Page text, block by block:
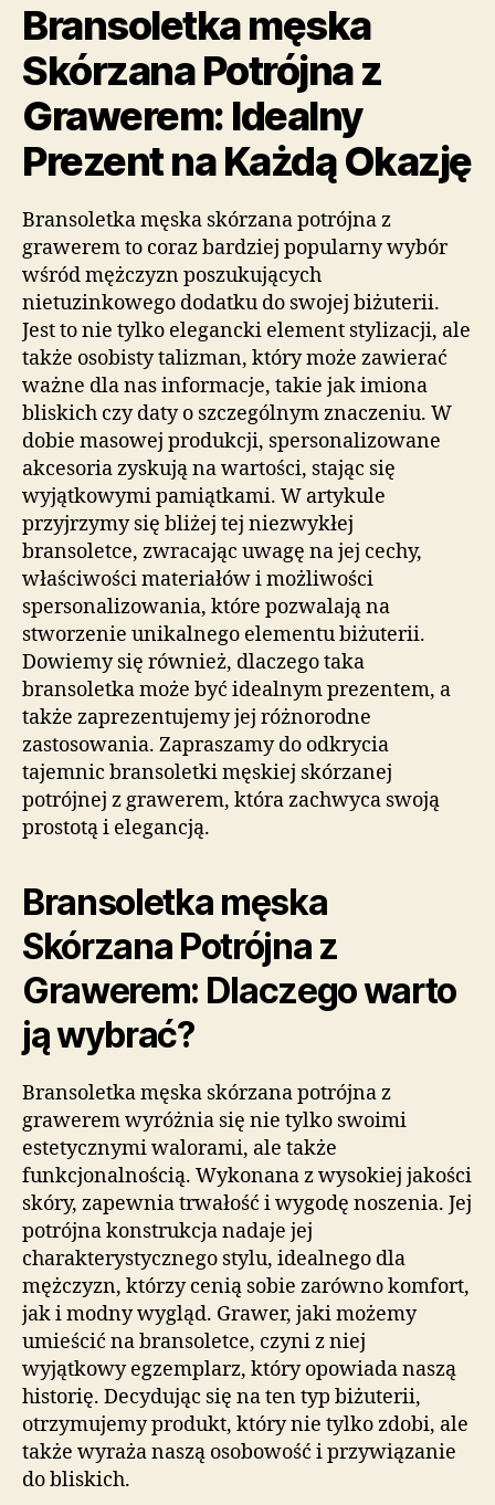
Bransoletka męska
Skórzana Potrójna z
Grawerem: Idealny
Prezent na Każdą Okazję
Bransoletka męska skórzana potrójna z
grawerem to coraz bardziej popularny wybór
wśród mężczyzn poszukujących
nietuzinkowego dodatku do swojej biżuterii.
Jest to nie tylko elegancki element stylizacji, ale
także osobisty talizman, który może zawierać
ważne dla nas informacje, takie jak imiona
bliskich czy daty o szczególnym znaczeniu. W
dobie masowej produkcji, spersonalizowane
akcesoria zyskują na wartości, stając się
wyjątkowymi pamiątkami. W artykule
przyjrzymy się bliżej tej niezwykłej
bransoletce, zwracając uwagę na jej cechy,
właściwości materiałów i możliwości
spersonalizowania, które pozwalają na
stworzenie unikalnego elementu biżuterii.
Dowiemy się również, dlaczego taka
bransoletka może być idealnym prezentem, a
także zaprezentujemy jej różnorodne
zastosowania. Zapraszamy do odkrycia
tajemnic bransoletki męskiej skórzanej
potrójnej z grawerem, która zachwyca swoją
prostotą i elegancją.
Bransoletka męska
Skórzana Potrójna z
Grawerem: Dlaczego warto
ją wybrać?
Bransoletka męska skórzana potrójna z
grawerem wyróżnia się nie tylko swoimi
estetycznymi walorami, ale także
funkcjonalnością. Wykonana z wysokiej jakości
skóry, zapewnia trwałość i wygodę noszenia. Jej
potrójna konstrukcja nadaje jej
charakterystycznego stylu, idealnego dla
mężczyzn, którzy cenią sobie zarówno komfort,
jak i modny wygląd. Grawer, jaki możemy
umieścić na bransoletce, czyni z niej
wyjątkowy egzemplarz, który opowiada naszą
historię. Decydując się na ten typ biżuterii,
otrzymujemy produkt, który nie tylko zdobi, ale
także wyraża naszą osobowość i przywiązanie
do bliskich.